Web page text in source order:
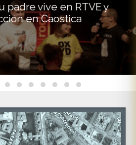
padre vive en RTVE y
en Caostica